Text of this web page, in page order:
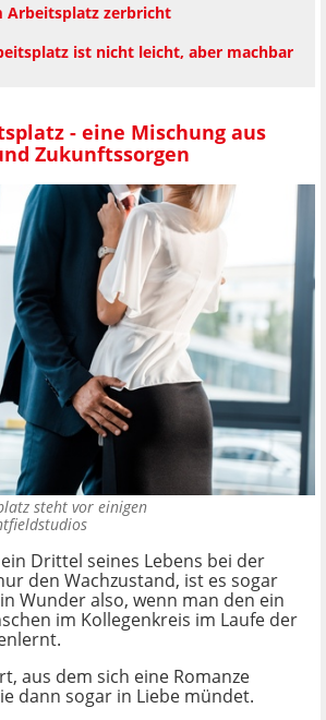
Arbeitsplatz zerbricht
ist nicht leicht, aber machbar
- eine Mischung aus
Zukunftssorgen
steht vor einigen
Drittel seines Lebens bei der
den Wachzustand, ist es sogar
Wunder also, wenn man den ein
im Kollegenkreis im Laufe der
aus dem sich eine Romanze
dann sogar in Liebe mündet.